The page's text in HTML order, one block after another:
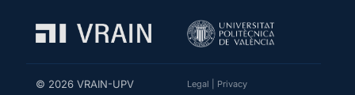
© 2026 VRAIN-UPV Legal Privacy